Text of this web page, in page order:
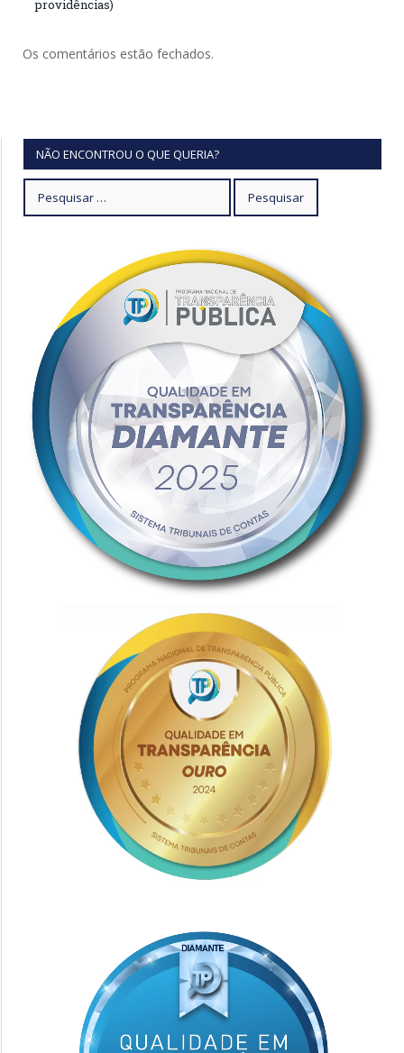
providências)
Os comentários estão fechados.
NÃO ENCONTROU O QUE QUERIA?